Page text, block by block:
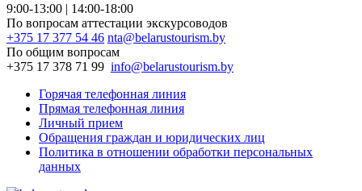
9:00-13:00 | 14:00-18:00
По вопросам аттестации экскурсоводов
+375 17 377 54 46 nta@belarustourism.by
По общим вопросам
+375 17 378 71 99 info@belarustourism.by
Горячая телефонная линия
Прямая телефонная линия
Личный прием
Обращения граждан и юридических лиц
Политика в отношении обработки персональных
данных